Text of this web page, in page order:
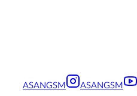
ASANGSM ASANGSM